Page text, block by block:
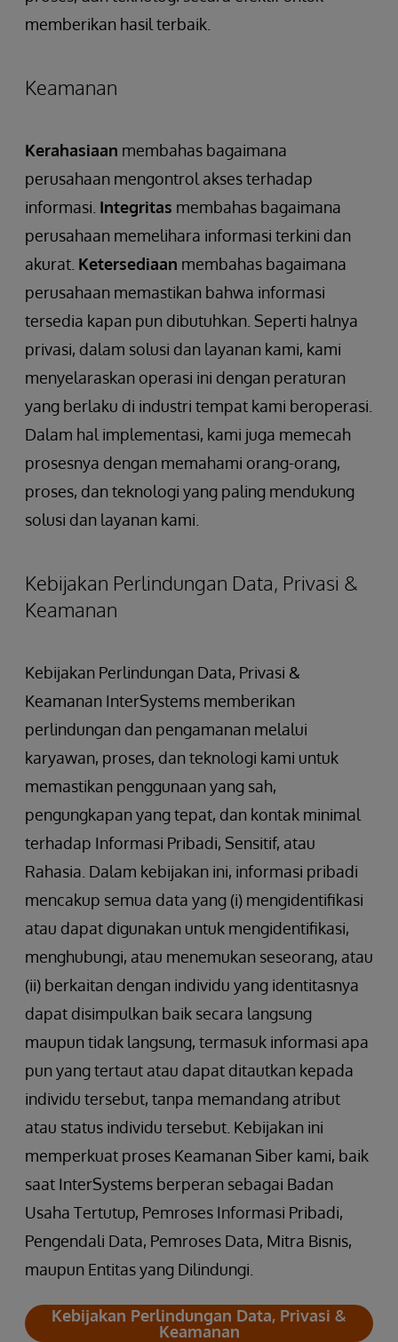
memberikan hasil terbaik.
Keamanan
Kerahasiaan membahas bagaimana
perusahaan mengontrol akses terhadap
informasi. Integritas membahas bagaimana
perusahaan memelihara informasi terkini dan
akurat. Ketersediaan membahas bagaimana
perusahaan memastikan bahwa informasi
tersedia kapan pun dibutuhkan. Seperti halnya
privasi, dalam solusi dan layanan kami, kami
menyelaraskan operasi ini dengan peraturan
yang berlaku di industri tempat kami beroperasi.
Dalam hal implementasi, kami juga memecah
prosesnya dengan memahami orang-orang,
proses, dan teknologi yang paling mendukung
solusi dan layanan kami.
Kebijakan Perlindungan Data, Privasi &
Keamanan
Kebijakan Perlindungan Data, Privasi &
Keamanan InterSystems memberikan
perlindungan dan pengamanan melalui
karyawan, proses, dan teknologi kami untuk
memastikan penggunaan yang sah,
pengungkapan yang tepat, dan kontak minimal
terhadap Informasi Pribadi, Sensitif, atau
Rahasia. Dalam kebijakan ini, informasi pribadi
mencakup semua data yang (i) mengidentifikasi
atau dapat digunakan untuk mengidentifikasi,
menghubungi, atau menemukan seseorang, atau
(ii) berkaitan dengan individu yang identitasnya
dapat disimpulkan baik secara langsung
maupun tidak langsung, termasuk informasi apa
pun yang tertaut atau dapat ditautkan kepada
individu tersebut, tanpa memandang atribut
atau status individu tersebut. Kebijakan ini
memperkuat proses Keamanan Siber kami, baik
saat InterSystems berperan sebagai Badan
Usaha Tertutup, Pemroses Informasi Pribadi,
Pengendali Data, Pemroses Data, Mitra Bisnis,
maupun Entitas yang Dilindungi.
Kebijakan Perlindungan Data, Privasi &
Keamanan